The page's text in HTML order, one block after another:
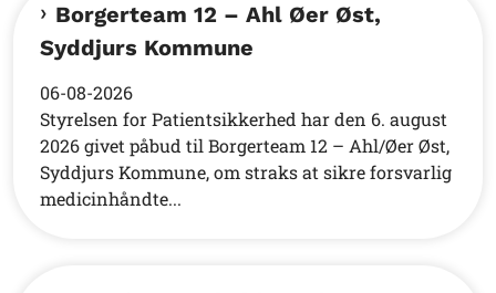
Borgerteam 12 – Ahl Øer Øst,
Syddjurs Kommune
06-08-2026
Styrelsen for Patientsikkerhed har den 6. august
2026 givet påbud til Borgerteam 12 – Ahl/Øer Øst,
Syddjurs Kommune, om straks at sikre forsvarlig
medicinhåndte...